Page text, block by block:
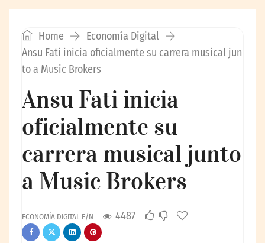
Home
Economía Digital
Ansu Fati inicia oficialmente su carrera musical jun
to a Music Brokers
Ansu Fati inicia
oficialmente su
carrera musical junto
a Music Brokers
ECONOMÍA DIGITAL E/N 4487